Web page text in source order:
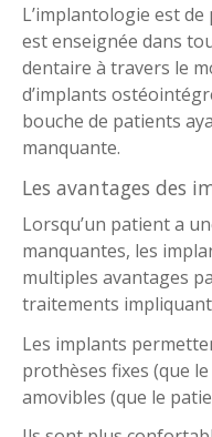
L’implantologie est
est enseignée dans
dentaire à travers le
d’implants
bouche de patients
manquante.
Les avantages des
Lorsqu’un patient a
manquantes, les
multiples avantages
traitements
Les implants
prothèses fixes (que
amovibles (que le